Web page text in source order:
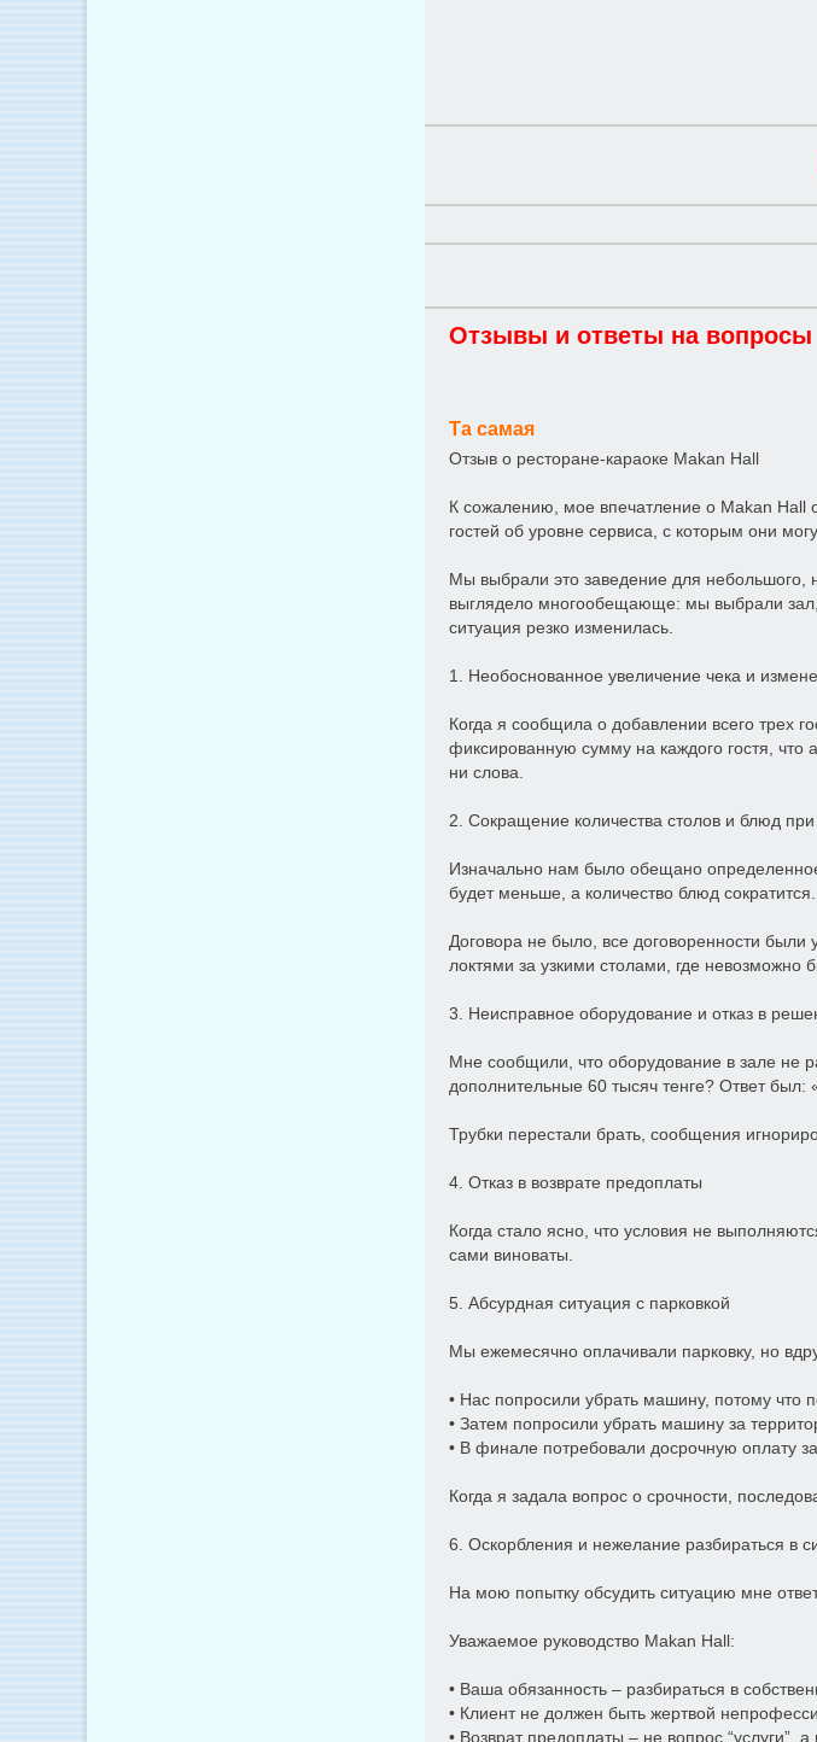
Отзывы и ответы на вопросы
Та самая
Отзыв о ресторане-караоке Makan Hall
К сожалению, мое впечатление о Makan Hall
гостей об уровне сервиса, с которым они
Мы выбрали это заведение для небольшого,
выглядело многообещающе: мы выбрали
ситуация резко изменилась.
1. Необоснованное увеличение чека и
Когда я сообщила о добавлении всего трех
фиксированную сумму на каждого гостя, что
ни слова.
2. Сокращение количества столов и блюд при
Изначально нам было обещано
будет меньше, а количество блюд сократится.
Договора не было, все договоренности
локтями за узкими столами, где невозможно
3. Неисправное оборудование и отказ в
Мне сообщили, что оборудование в зале не
дополнительные 60 тысяч тенге? Ответ
Трубки перестали брать, сообщения
4. Отказ в возврате предоплаты
Когда стало ясно, что условия не
сами виноваты.
5. Абсурдная ситуация с парковкой
Мы ежемесячно оплачивали парковку, но
• Нас попросили убрать машину, потому что
• Затем попросили убрать машину за
• В финале потребовали досрочную оплату
Когда я задала вопрос о срочности,
6. Оскорбления и нежелание разбираться в
На мою попытку обсудить ситуацию мне
Уважаемое руководство Makan Hall:
• Ваша обязанность – разбираться в
• Клиент не должен быть жертвой
• Возврат предоплаты – не вопрос “услуги”,